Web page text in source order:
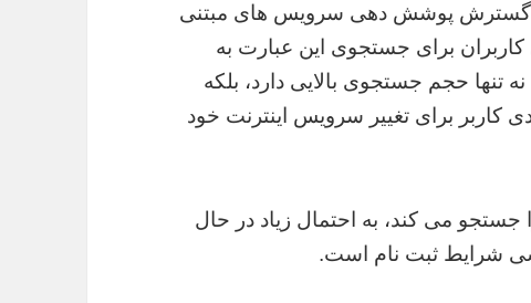
گسترش پوشش دهی سرویس های مبتنی
برای جستجوی این عبارت به
تنها حجم جستجوی بالایی دارد، بلکه
کاربر برای تغییر سرویس اینترنت خود
جستجو می کند، به احتمال زیاد در حال
شرایط ثبت نام است.